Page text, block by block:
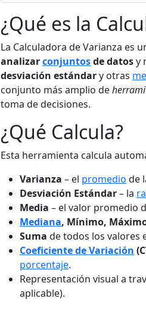
¿Qué es la
La Calculadora de Varianza es
analizarconjuntosde datosy
desviación estándary otras
conjunto más amplio de
toma de decisiones.
¿Qué Calcula?
Esta herramienta calcula
Varianza – el promedio de
Desviación Estándar– la
Media – el valor promedio
Mediana, Mínimo,
Suma de todos los valores
Coeficiente de Variación
porcentaje.
Representación visual a
aplicable).